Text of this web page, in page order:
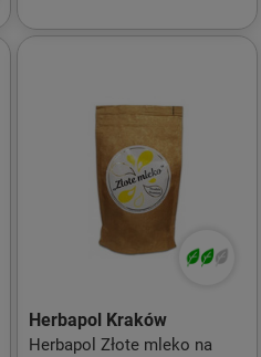
Herbapol Kraków
Herbapol Złote mleko na